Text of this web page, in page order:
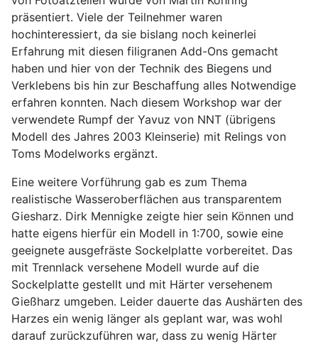
präsentiert. Viele der Teilnehmer waren
hochinteressiert, da sie bislang noch keinerlei
Erfahrung mit diesen filigranen Add-Ons gemacht
haben und hier von der Technik des Biegens und
Verklebens bis hin zur Beschaffung alles Notwendige
erfahren konnten. Nach diesem Workshop war der
verwendete Rumpf der Yavuz von NNT (übrigens
Modell des Jahres 2003 Kleinserie) mit Relings von
Toms Modelworks ergänzt.
Eine weitere Vorführung gab es zum Thema
realistische Wasseroberflächen aus transparentem
Giesharz. Dirk Mennigke zeigte hier sein Können und
hatte eigens hierfür ein Modell in 1:700, sowie eine
geeignete ausgefräste Sockelplatte vorbereitet. Das
mit Trennlack versehene Modell wurde auf die
Sockelplatte gestellt und mit Härter versehenem
Gießharz umgeben. Leider dauerte das Aushärten des
Harzes ein wenig länger als geplant war, was wohl
darauf zurückzuführen war, dass zu wenig Härter